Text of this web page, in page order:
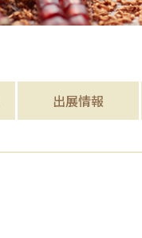
出展情報